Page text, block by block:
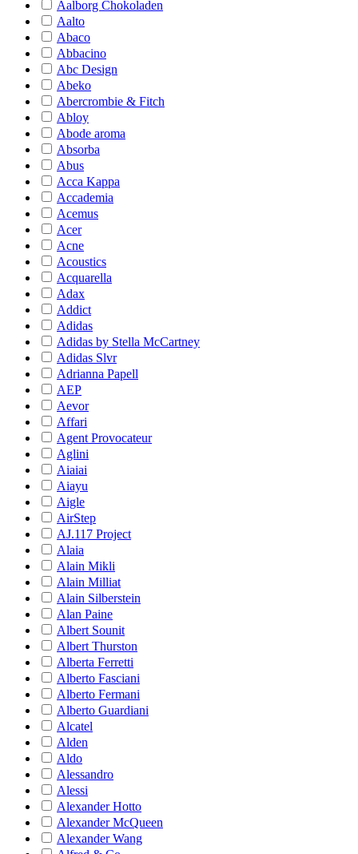
Aalborg Chokoladen
Aalto
Abaco
Abbacino
Abc Design
Abeko
Abercrombie & Fitch
Abloy
Abode aroma
Absorba
Abus
Acca Kappa
Accademia
Acemus
Acer
Acne
Acoustics
Acquarella
Adax
Addict
Adidas
Adidas by Stella McCartney
Adidas Slvr
Adrianna Papell
AEP
Aevor
Affari
Agent Provocateur
Aglini
Aiaiai
Aiayu
Aigle
AirStep
AJ.117 Project
Alaia
Alain Mikli
Alain Milliat
Alain Silberstein
Alan Paine
Albert Sounit
Albert Thurston
Alberta Ferretti
Alberto Fasciani
Alberto Fermani
Alberto Guardiani
Alcatel
Alden
Aldo
Alessandro
Alessi
Alexander Hotto
Alexander McQueen
Alexander Wang